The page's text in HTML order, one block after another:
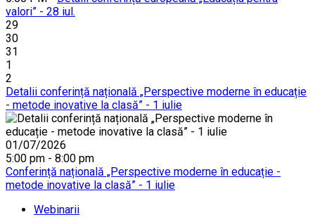
valori” - 28 iul.
29
30
31
1
2
Detalii conferință națională „Perspective moderne în educație
- metode inovative la clasă” - 1 iulie
01/07/2026
5:00 pm - 8:00 pm
Conferință națională „Perspective moderne în educație -
metode inovative la clasă” - 1 iulie
Webinarii